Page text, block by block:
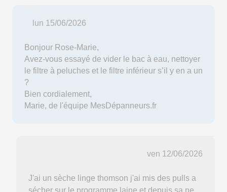
lun 15/06/2026
Bonjour Rose-Marie,
Avez-vous essayé de vider le bac à eau, nettoyer
le filtre à peluches et le filtre inférieur s’il y en a un
?
Bien cordialement,
Marie, de l'équipe MesDépanneurs.fr
ven 12/06/2026
J'ai un sèche linge thomson j'ai mis des pulls a
sécher sur le programme laine et depuis sa ne